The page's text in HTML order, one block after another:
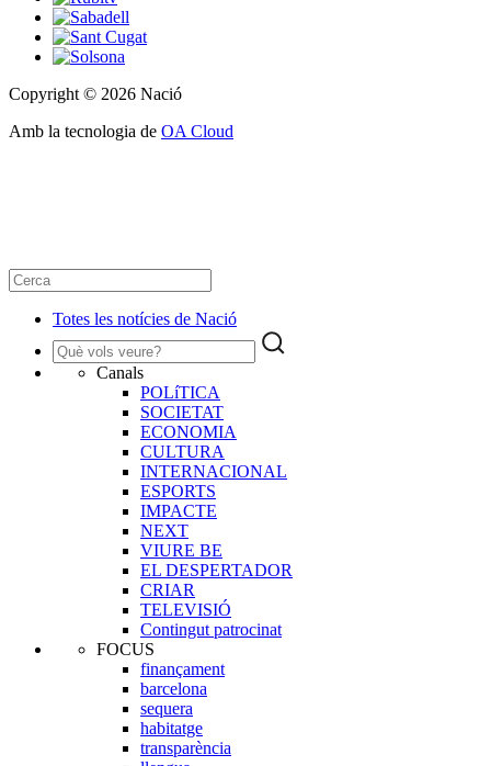
Copyright © 2026 Nació
Amb la tecnologia de OA Cloud
Totes les notícies de Nació
Canals
POLíTICA
SOCIETAT
ECONOMIA
CULTURA
INTERNACIONAL
ESPORTS
IMPACTE
NEXT
VIURE BE
EL DESPERTADOR
CRIAR
TELEVISIÓ
Contingut patrocinat
FOCUS
finançament
barcelona
sequera
habitatge
transparència